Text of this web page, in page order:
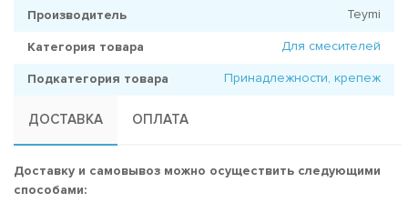
Производитель Teymi
Категория товара Для смесителей
Подкатегория товара Принадлежности, крепеж
ДОСТАВКА ОПЛАТА
Доставку и самовывоз можно осуществить следующими
способами: